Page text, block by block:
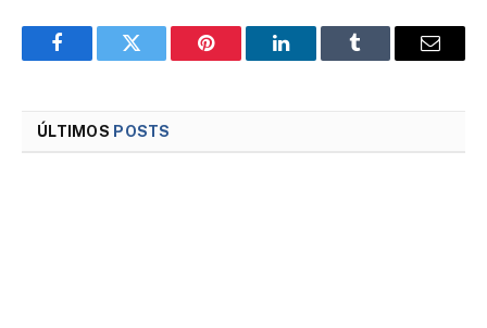
FacebookTwitter Pinterest LinkedInTumblr Email
ÚLTIMOS POSTS